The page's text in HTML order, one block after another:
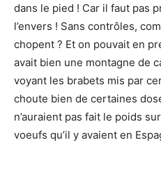
dans le pied ! Car il faut pas
l’envers ! Sans contrôles,
chopent ? Et on pouvait en
avait bien une montagne de
voyant les brabets mis par
choute bien de certaines
n’auraient pas fait le poids
voeufs qu’il y avaient en